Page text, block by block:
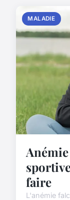
MALADIE
faire
L'anémie